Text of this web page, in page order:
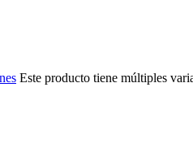
Este producto tiene múltiples